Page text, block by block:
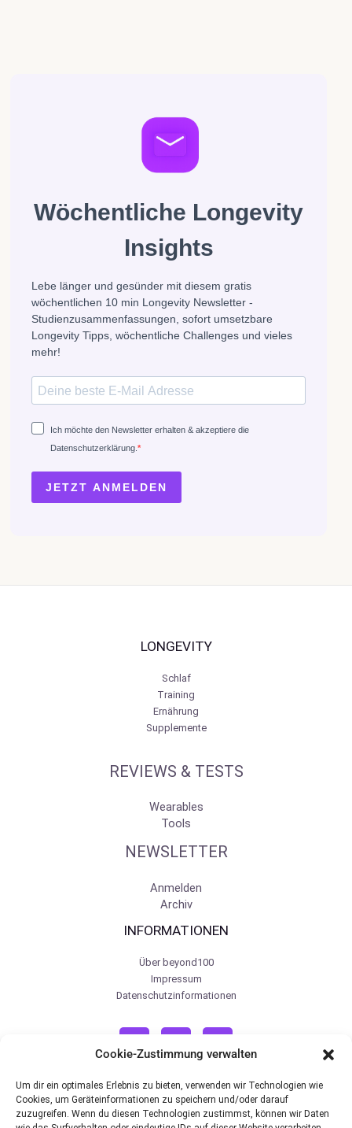
Cookie-Zustimmung verwalten
Um dir ein optimales Erlebnis zu bieten, verwenden wir Technologien wie
Cookies, um Geräteinformationen zu speichern und/oder darauf
zuzugreifen. Wenn du diesen Technologien zustimmst, können wir Daten
Wöchentliche Longevity
Insights
Lebe länger und gesünder mit diesem gratis
wöchentlichen 10 min Longevity Newsletter -
Studienzusammenfassungen, sofort umsetzbare
Longevity Tipps, wöchentliche Challenges und vieles
mehr!
Ich möchte den Newsletter erhalten & akzeptiere die
Datenschutzerklärung.
JETZT ANMELDEN
LONGEVITY
Schlaf
Training
Ernährung
Supplemente
REVIEWS & TESTS
Wearables
Tools
NEWSLETTER
Anmelden
Archiv
INFORMATIONEN
Über beyond100
Impressum
Datenschutzinformationen